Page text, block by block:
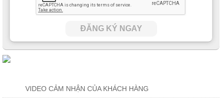
ĐĂNG KÝ NGAY
VIDEO CẢM NHẬN CỦA KHÁCH HÀNG